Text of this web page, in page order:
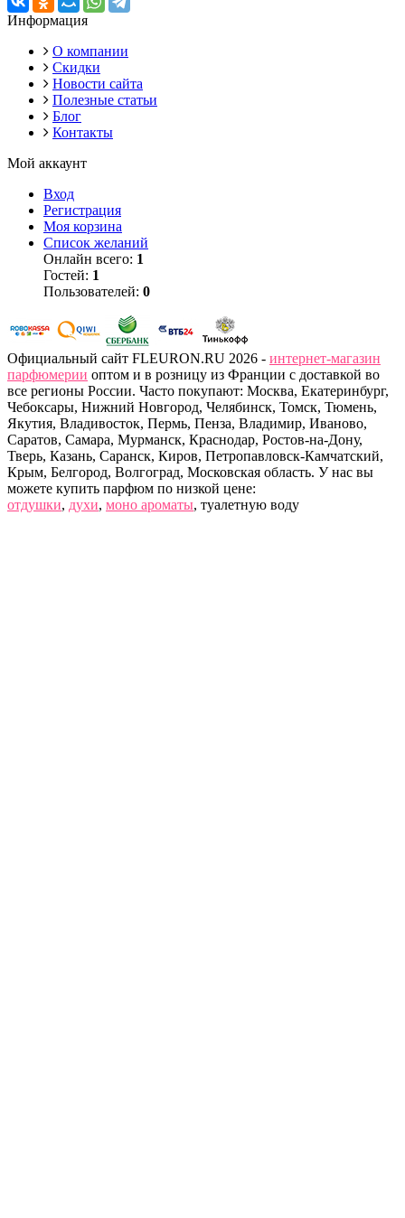
Информация
О компании
Скидки
Новости сайта
Полезные статьи
Блог
Контакты
Мой аккаунт
Вход
Регистрация
Моя корзина
Список желаний
Онлайн всего: 1
Гостей: 1
Пользователей: 0
Официальный сайт FLEURON.RU 2026 - интернет-магазин
парфюмерии оптом и в розницу из Франции с доставкой во
все регионы России. Часто покупают: Москва, Екатеринбург,
Чебоксары, Нижний Новгород, Челябинск, Томск, Тюмень,
Якутия, Владивосток, Пермь, Пенза, Владимир, Иваново,
Саратов, Самара, Мурманск, Краснодар, Ростов-на-Дону,
Тверь, Казань, Саранск, Киров, Петропавловск-Камчатский,
Крым, Белгород, Волгоград, Московская область. У нас вы
можете купить парфюм по низкой цене:
отдушки, духи, моно ароматы, туалетную воду